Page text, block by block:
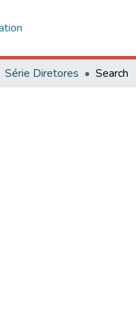
Série Diretores Search